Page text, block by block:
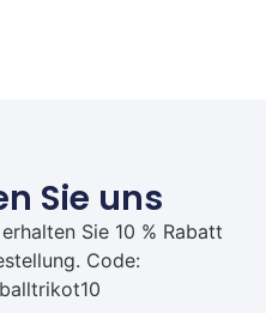
Sie uns
Sie 10 % Rabatt
Code: